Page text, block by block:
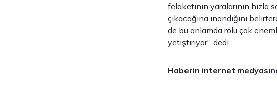
felaketinin yaralarının hızla
çıkacağına inandığını
de bu anlamda rolü çok
yetiştiriyor'' dedi.
Haberin internet